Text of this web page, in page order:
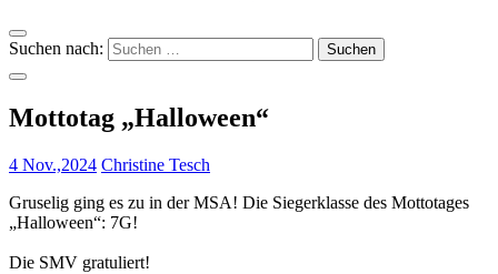
Suchen nach:
Mottotag „Halloween“
4 Nov.,2024 Christine Tesch
Gruselig ging es zu in der MSA! Die Siegerklasse des Mottotages
„Halloween“: 7G!
Die SMV gratuliert!